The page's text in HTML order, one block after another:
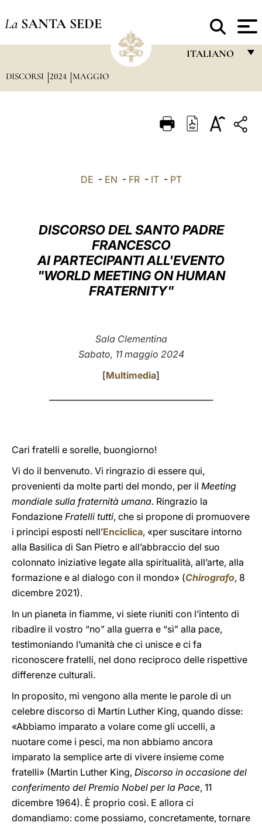
La SANTA SEDE
ITALIANO
ITALIANO
العربيّة
中文
LATINE
DISCORSI 2024 MAGGIO
DE - EN - FR- IT- PT
DISCORSO DEL SANTO PADRE
FRANCESCO
AI PARTECIPANTI ALL'EVENTO
"WORLD MEETING ON HUMAN
FRATERNITY"
Sala Clementina
Sabato, 11 maggio 2024
[Multimedia]
Cari fratelli e sorelle, buongiorno!
Vi do il benvenuto. Vi ringrazio di essere qui,
provenienti da molte parti del mondo, per il Meeting
mondiale sulla fraternità umana. Ringrazio la
Fondazione Fratelli tutti, che si propone di promuovere
i princìpi esposti nell’Enciclica, «per suscitare intorno
alla Basilica di San Pietro e all’abbraccio del suo
colonnato iniziative legate alla spiritualità, all’arte, alla
formazione e al dialogo con il mondo» (Chirografo, 8
dicembre 2021).
In un pianeta in fiamme, vi siete riuniti con l’intento di
ribadire il vostro “no” alla guerra e “sì” alla pace,
testimoniando l’umanità che ci unisce e ci fa
riconoscere fratelli, nel dono reciproco delle rispettive
differenze culturali.
In proposito, mi vengono alla mente le parole di un
celebre discorso di Martin Luther King, quando disse:
«Abbiamo imparato a volare come gli uccelli, a
nuotare come i pesci, ma non abbiamo ancora
imparato la semplice arte di vivere insieme come
fratelli» (Martin Luther King, Discorso in occasione del
conferimento del Premio Nobel per la Pace, 11
dicembre 1964). È proprio così. E allora ci
domandiamo: come possiamo, concretamente, tornare